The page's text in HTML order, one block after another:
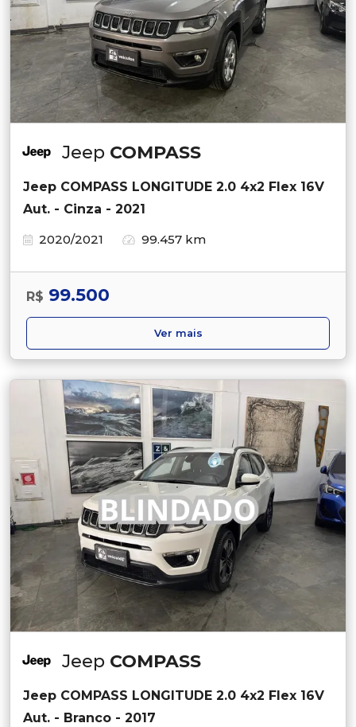
Jeep COMPASS
Jeep COMPASS LONGITUDE 2.0 4x2 Flex 16V
Aut. - Cinza - 2021
2020/2021
99.457 km
R$ 99.500
Ver mais
Jeep COMPASS
Jeep COMPASS LONGITUDE 2.0 4x2 Flex 16V
Aut. - Branco - 2017